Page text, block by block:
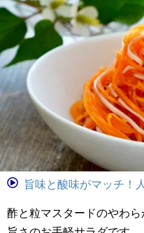
旨味と酸味がマッチ！
酢と粒マスタードのやわ